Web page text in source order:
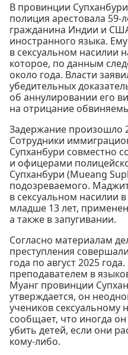
В провинции
полиция арестовала
гражданина Индии и
иностранного языка.
в сексуальном насилии
которое, по данным
около года. Власти
убедительных
об аннулировании его
на отрицание
Задержание произошло
Сотрудники
Супханбури совместно
и офицерами
Супханбури (Mueang
подозреваемого.
в сексуальном насилии
младше 13 лет,
а также в запугивании.
Согласно материалам
преступления
года по август 2025
преподавателем в
Муанг провинции
утверждается, он
учеников сексуальному
сообщает, что иногда
убить детей, если они
кому-либо.